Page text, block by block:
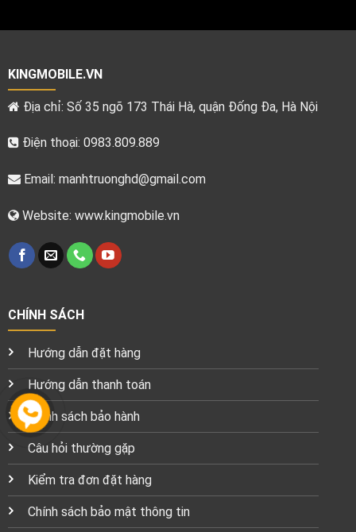
KINGMOBILE.VN
Địa chỉ: Số 35 ngõ 173 Thái Hà, quận Đống Đa, Hà Nội
Điện thoại: 0983.809.889
Email: manhtruonghd@gmail.com
Website: www.kingmobile.vn
CHÍNH SÁCH
Hướng dẫn đặt hàng
Hướng dẫn thanh toán
Chính sách bảo hành
Câu hỏi thường gặp
Kiểm tra đơn đặt hàng
Chính sách bảo mật thông tin